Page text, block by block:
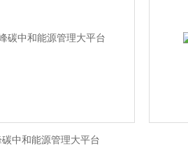
中和能源管理大平台